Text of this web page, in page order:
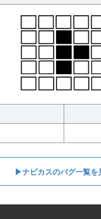
▶︎ナビカスのバグ一覧を